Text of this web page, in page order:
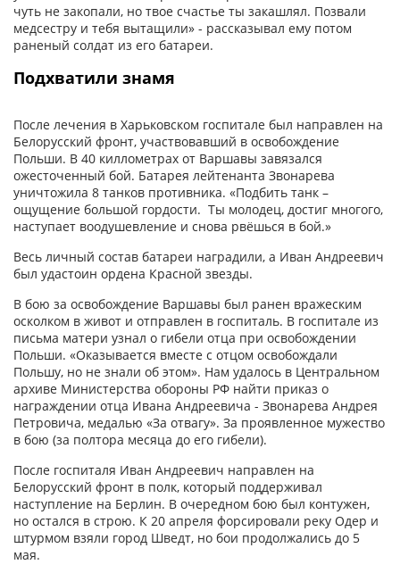
чуть не закопали, но твое счастье ты закашлял. Позвали
медсестру и тебя вытащили» - рассказывал ему потом
раненый солдат из его батареи.
Подхватили знамя
После лечения в Харьковском госпитале был направлен на
Белорусский фронт, участвовавший в освобождение
Польши. В 40 киллометрах от Варшавы завязался
ожесточенный бой. Батарея лейтенанта Звонарева
уничтожила 8 танков противника. «Подбить танк –
ощущение большой гордости. Ты молодец, достиг многого,
наступает воодушевление и снова рвёшься в бой.»
Весь личный состав батареи наградили, а Иван Андреевич
был удастоин ордена Красной звезды.
В бою за освобождение Варшавы был ранен вражеским
осколком в живот и отправлен в госпиталь. В госпитале из
письма матери узнал о гибели отца при освобождении
Польши. «Оказывается вместе с отцом освобождали
Польшу, но не знали об этом». Нам удалось в Центральном
архиве Министерства обороны РФ найти приказ о
награждении отца Ивана Андреевича - Звонарева Андрея
Петровича, медалью «За отвагу». За проявленное мужество
в бою (за полтора месяца до его гибели).
После госпиталя Иван Андреевич направлен на
Белорусский фронт в полк, который поддерживал
наступление на Берлин. В очередном бою был контужен,
но остался в строю. К 20 апреля форсировали реку Одер и
штурмом взяли город Шведт, но бои продолжались до 5
мая.